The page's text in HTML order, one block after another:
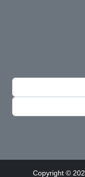
Copyright ©